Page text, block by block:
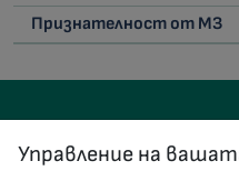
Признателност от МЗ
Управление на